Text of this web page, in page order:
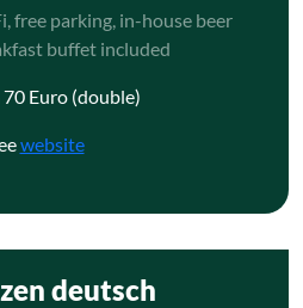
free parking, in-house beer
buffet included
70 Euro (double)
website
deutsch